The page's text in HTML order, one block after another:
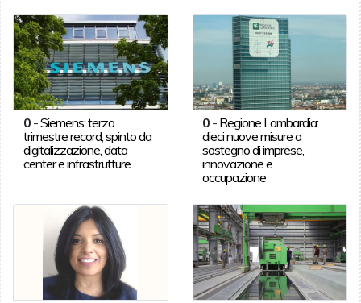
0-Siemens: terzo
trimestre record, spinto da
digitalizzazione, data
center e infrastrutture
0 - Regione Lombardia:
dieci nuove misure a
sostegno di imprese,
innovazione e
occupazione